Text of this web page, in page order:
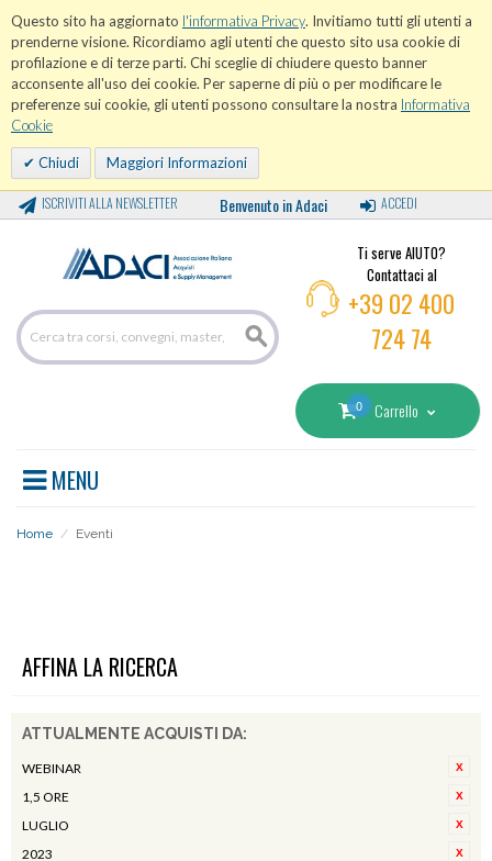
Questo sito ha aggiornato l'informativa Privacy. Invitiamo tutti gli utenti a
prenderne visione. Ricordiamo agli utenti che questo sito usa cookie di
profilazione e di terze parti. Chi sceglie di chiudere questo banner
acconsente all'uso dei cookie. Per saperne di più o per modificare le
preferenze sui cookie, gli utenti possono consultare la nostra Informativa
Cookie
Chiudi Maggiori Informazioni
ISCRIVITI ALLA NEWSLETTER Benvenuto in Adaci ACCEDI
Ti serve AIUTO?
Contattaci al
+39 02 400
724 74
0 Carrello
MENU
Home / Eventi
AFFINA LA RICERCA
ATTUALMENTE ACQUISTI DA:
WEBINAR
1,5 ORE
LUGLIO
2023